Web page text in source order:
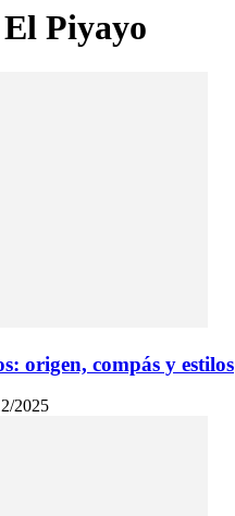
Piyayo
origen, compás y estilos
2025